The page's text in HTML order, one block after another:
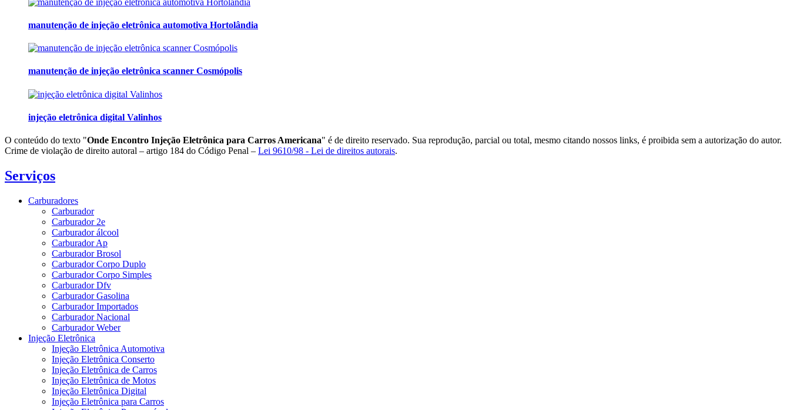
manutenção de injeção eletrônica automotiva Hortolândia
manutenção de injeção eletrônica scanner Cosmópolis
injeção eletrônica digital Valinhos
O conteúdo do texto "Onde Encontro Injeção Eletrônica para Carros Americana" é de direito reservado. Sua reprodução, parcial ou total, mesmo citando nossos links, é proibida sem a autorização do autor.
Crime de violação de direito autoral – artigo 184 do Código Penal – Lei 9610/98 - Lei de direitos autorais.
Serviços
Carburadores
Carburador
Carburador 2e
Carburador álcool
Carburador Ap
Carburador Brosol
Carburador Corpo Duplo
Carburador Corpo Simples
Carburador Dfv
Carburador Gasolina
Carburador Importados
Carburador Nacional
Carburador Weber
Injeção Eletrônica
Injeção Eletrônica Automotiva
Injeção Eletrônica Conserto
Injeção Eletrônica de Carros
Injeção Eletrônica de Motos
Injeção Eletrônica Digital
Injeção Eletrônica para Carros